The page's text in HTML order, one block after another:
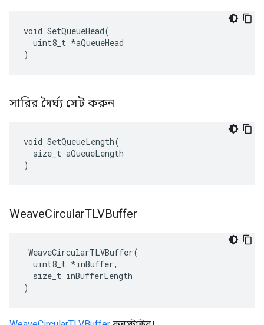
void SetQueueHead(
  uint8_t *aQueueHead
)
সারির দৈর্ঘ্য সেট করুন
void SetQueueLength(
  size_t aQueueLength
)
WeaveCircularTLVBuffer
WeaveCircularTLVBuffer(
  uint8_t *inBuffer,
  size_t inBufferLength
)